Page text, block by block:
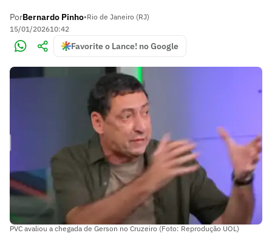
PorBernardo Pinho•Rio de Janeiro (RJ)
15/01/202610:42
Favorite o Lance! no Google
PVC avaliou a chegada de Gerson no Cruzeiro (Foto: Reprodução UOL)